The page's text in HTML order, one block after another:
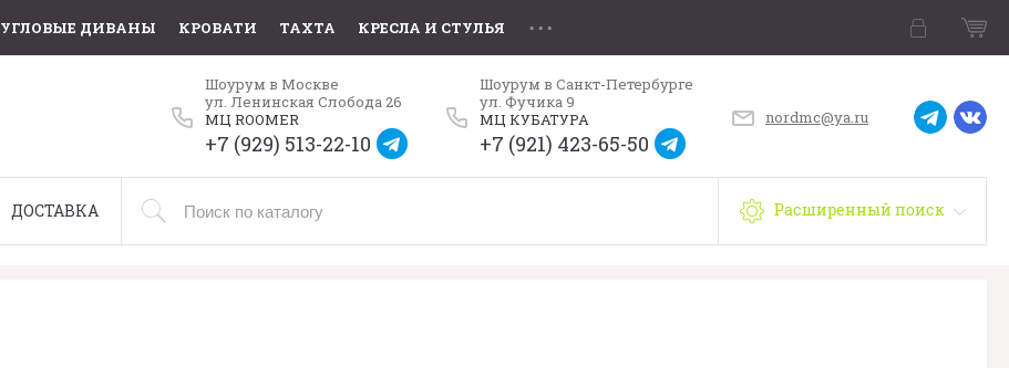
УГЛОВЫЕ ДИВАНЫ КРОВАТИ ТАХТА КРЕСЛА И СТУЛЬЯ
Шоурум в Москве
ул. Ленинская Слобода 26
МЦ ROOMER
+7 (929) 513-22-10
Шоурум в Санкт-Петербурге
ул. Фучика 9
МЦ КУБАТУРА
+7 (921) 423-65-50
nordmc@ya.ru
ДОСТАВКА Расширенный поиск